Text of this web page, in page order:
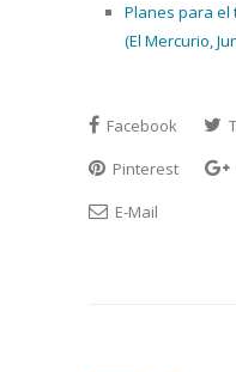
Planes para el
(El Mercurio,
Facebook
Pinterest
E-Mail